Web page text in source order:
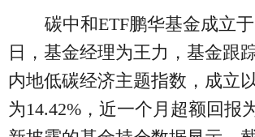
碳中和ETF鹏华基金成立
日，基金经理为王力，基金跟
内地低碳经济主题指数，成立
为14.42%，近一个月超额回报